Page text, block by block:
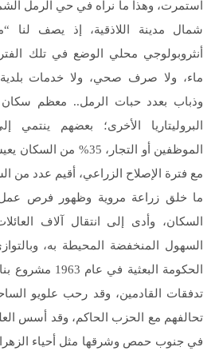
استمرت، وهذا ما نراه في حي الرمل
شمال مدينة اللاذقية، إذ يصف
أنثروبولوجي محلي الوضع في تلك
ماء، ولا صرف صحي، ولا خدمات
وذباب بعدد حبات الرمل.. معظم
البروليتاريا الأخرى؛ بعضهم
الموظفين أو التجار،
مع فترة الإصلاح الزراعي، أقيم عدد
ما خلق زراعة مروية وظهور فرص
السكان، وأدى إلى انتقال آلاف
السهول المنخفضة المحيطة به،
الحكومة
تدفقات القادمين، وقد رحب علويو
تحالفهم مع الحزب الحاكم، وقد أسس
في جنوب حمص وشرقها مثل أحياء